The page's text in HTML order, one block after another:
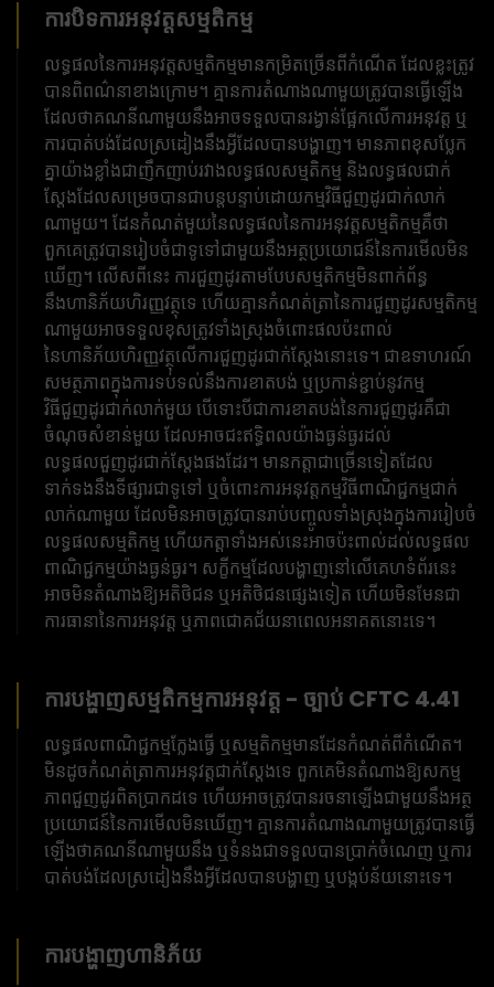
ការបិទការអនុវត្តសម្មតិកម្ម
លទ្ធផល​នៃ​ការ​អនុវត្ត​សម្មតិកម្ម​មាន​កម្រិត​ច្រើន​ពី​កំណើត ដែល​ខ្លះ​ត្រូវ​
បាន​ពិពណ៌នា​ខាងក្រោម។ គ្មានការតំណាងណាមួយត្រូវបានធ្វើឡើង
ដែលថាគណនីណាមួយនឹងអាចទទួលបានរង្វាន់ផ្អែកលើការអនុវត្ត ឬ
ការបាត់បង់ដែលស្រដៀងនឹងអ្វីដែលបានបង្ហាញ។ មានភាពខុសប្លែក
គ្នាយ៉ាងខ្លាំងជាញឹកញាប់រវាងលទ្ធផលសម្មតិកម្ម និងលទ្ធផលជាក់
ស្តែងដែលសម្រេចបានជាបន្តបន្ទាប់ដោយកម្មវិធីជួញដូរជាក់លាក់
ណាមួយ។ ដែនកំណត់មួយនៃលទ្ធផលនៃការអនុវត្តសម្មតិកម្មគឺថា
ពួកគេត្រូវបានរៀបចំជាទូទៅជាមួយនឹងអត្ថប្រយោជន៍នៃការមើលមិន
ឃើញ។ លើសពីនេះ ការជួញដូរតាមបែបសម្មតិកម្មមិនពាក់ព័ន្ធ
នឹងហានិភ័យហិរញ្ញវត្ថុទេ ហើយគ្មានកំណត់ត្រានៃការជួញដូរសម្មតិកម្ម
ណាមួយអាចទទួលខុសត្រូវទាំងស្រុងចំពោះផលប៉ះពាល់
នៃហានិភ័យហិរញ្ញវត្ថុលើការជួញដូរជាក់ស្តែងនោះទេ។ ជាឧទាហរណ៍
សមត្ថភាពក្នុងការទប់ទល់នឹងការខាតបង់ ឬប្រកាន់ខ្ជាប់នូវកម្ម
វិធីជួញដូរជាក់លាក់មួយ បើទោះបីជាការខាតបង់នៃការជួញដូរគឺជា
ចំណុចសំខាន់មួយ ដែលអាចជះឥទ្ធិពលយ៉ាងធ្ងន់ធ្ងរដល់
លទ្ធផលជួញដូរជាក់ស្តែងផងដែរ។ មានកត្តាជាច្រើនទៀតដែល
ទាក់ទងនឹងទីផ្សារជាទូទៅ ឬចំពោះការអនុវត្តកម្មវិធីពាណិជ្ជកម្មជាក់
លាក់ណាមួយ ដែលមិនអាចត្រូវបានរាប់បញ្ចូលទាំងស្រុងក្នុងការរៀបចំ
លទ្ធផលសម្មតិកម្ម ហើយកត្តាទាំងអស់នេះអាចប៉ះពាល់ដល់លទ្ធផល
ពាណិជ្ជកម្មយ៉ាងធ្ងន់ធ្ងរ។ សក្ខីកម្មដែលបង្ហាញនៅលើគេហទំព័រនេះ
អាចមិនតំណាងឱ្យអតិថិជន ឬអតិថិជនផ្សេងទៀត ហើយមិនមែនជា
ការធានានៃការអនុវត្ត ឬភាពជោគជ័យនាពេលអនាគតនោះទេ។
ការបង្ហាញសម្មតិកម្មការអនុវត្ត - ច្បាប់ CFTC 4.41
លទ្ធផលពាណិជ្ជកម្មក្លែងធ្វើ ឬសម្មតិកម្មមានដែនកំណត់ពីកំណើត។
មិនដូចកំណត់ត្រាការអនុវត្តជាក់ស្តែងទេ ពួកគេមិនតំណាងឱ្យសកម្ម
ភាពជួញដូរពិតប្រាកដទេ ហើយអាចត្រូវបានរចនាឡើងជាមួយនឹងអត្ថ
ប្រយោជន៍នៃការមើលមិនឃើញ។ គ្មានការតំណាងណាមួយត្រូវបានធ្វើ
ឡើងថាគណនីណាមួយនឹង ឬទំនងជាទទួលបានប្រាក់ចំណេញ ឬការ
បាត់បង់ដែលស្រដៀងនឹងអ្វីដែលបានបង្ហាញ ឬបង្កប់ន័យនោះទេ។
ការបង្ហាញហានិភ័យ